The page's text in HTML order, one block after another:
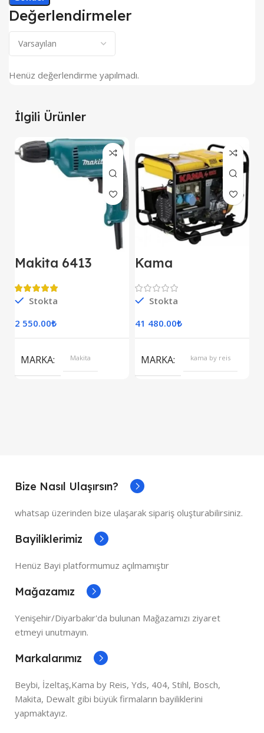
Değerlendirmeler
Henüz değerlendirme yapılmadı.
İlgili Ürünler
Makita 6413
Stokta
2 550.00₺
MARKA Makita
Kama
Kipor Dizel
Jeneratör Marşlı
Monofaze
Stokta
41 480.00₺
MARKA kama by reis
Bize Nasıl Ulaşırsın?
whatsap üzerinden bize ulaşarak sipariş oluşturabilirsiniz.
Bayiliklerimiz
Henüz Bayi platformumuz açılmamıştır
Mağazamız
Yenişehir/Diyarbakır'da bulunan Mağazamızı ziyaret
etmeyi unutmayın.
Markalarımız
Beybi, İzeltaş,Kama by Reis, Yds, 404, Stihl, Bosch,
Makita, Dewalt gibi büyük firmaların bayiliklerini
yapmaktayız.